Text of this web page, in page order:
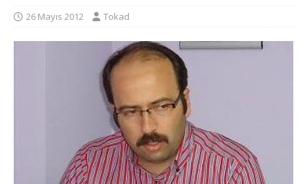
26 Mayıs 2012 Tokad